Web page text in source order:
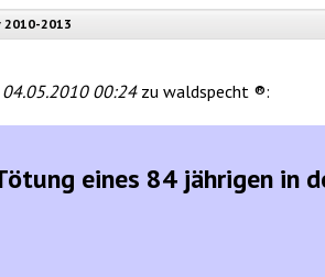
2010-2013
04.05.2010 00:24zu waldspecht ®:
eines 84 jährigen in